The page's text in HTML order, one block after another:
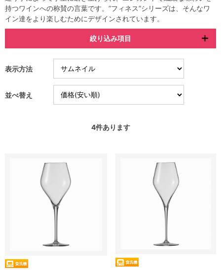
持つワインへの称賛の言葉です。”フィネス”シリーズは、そんなワ
イン達をより楽しむためにデザインされています。
絞り込み項目
表示方法
並べ替え
4件あります